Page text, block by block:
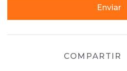
Enviar
COMPARTIR